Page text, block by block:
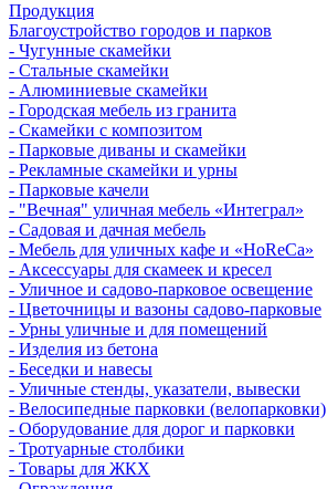
Продукция
Благоустройство городов и парков
- Чугунные скамейки
- Стальные скамейки
- Алюминиевые скамейки
- Городская мебель из гранита
- Скамейки с композитом
- Парковые диваны и скамейки
- Рекламные скамейки и урны
- Парковые качели
- "Вечная" уличная мебель «Интеграл»
- Садовая и дачная мебель
- Мебель для уличных кафе и «HoReCa»
- Аксессуары для скамеек и кресел
- Уличное и садово-парковое освещение
- Цветочницы и вазоны садово-парковые
- Урны уличные и для помещений
- Изделия из бетона
- Беседки и навесы
- Уличные стенды, указатели, вывески
- Велосипедные парковки (велопарковки)
- Оборудование для дорог и парковки
- Тротуарные столбики
- Товары для ЖКХ